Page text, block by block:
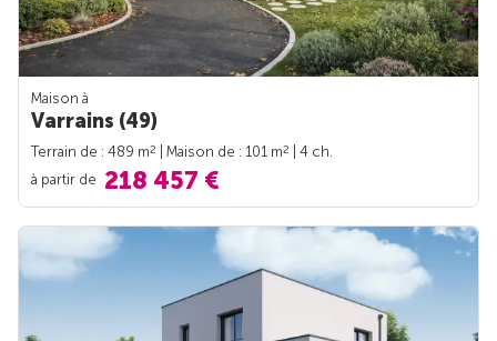
Maison à
Varrains (49)
Terrain de : 489 m2 | Maison de : 101 m2
| 4 ch.
à partir de 218 457 €